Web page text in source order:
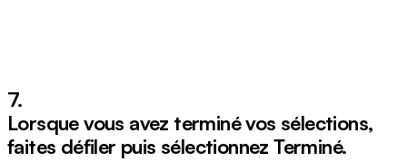
7.
Lorsque vous avez terminé vos sélections,
faites défiler puis sélectionnezTerminé.